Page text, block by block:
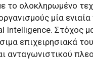
το ολοκληρωμένο
μία
Intelligence. Στόχος
επιχειρησιακά
ανταγωνιστικού